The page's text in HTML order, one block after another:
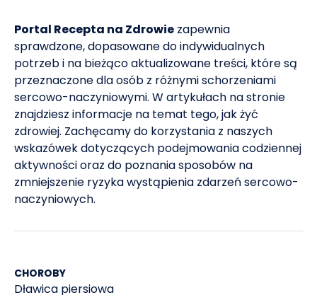
Portal Recepta na Zdrowie zapewnia
sprawdzone, dopasowane do indywidualnych
potrzeb i na bieżąco aktualizowane treści, które są
przeznaczone dla osób z różnymi schorzeniami
sercowo-naczyniowymi. W artykułach na stronie
znajdziesz informacje na temat tego, jak żyć
zdrowiej. Zachęcamy do korzystania z naszych
wskazówek dotyczących podejmowania codziennej
aktywności oraz do poznania sposobów na
zmniejszenie ryzyka wystąpienia zdarzeń sercowo-
naczyniowych.
CHOROBY
Dławica piersiowa